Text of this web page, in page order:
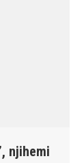
njihemi